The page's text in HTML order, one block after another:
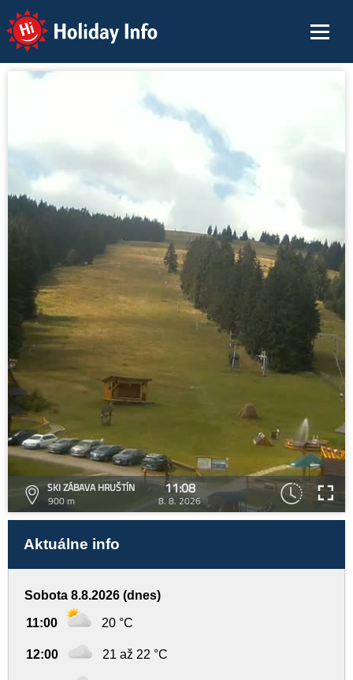
Holiday Info
SKI ZÁBAVA HRUŠTÍN
900 m
11:08
8. 8. 2026
Aktuálne info
Sobota 8.8.2026 (dnes)
11:00 20 °C
12:00 21 až 22 °C